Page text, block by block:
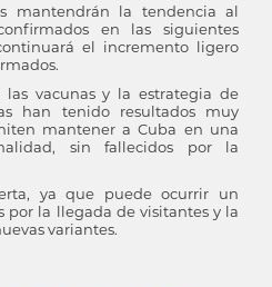
mantendrán la tendencia al
en las siguientes
el incremento ligero
las vacunas y la estrategia de
han tenido resultados muy
mantener a Cuba en una
sin fallecidos por la
ya que puede ocurrir un
por la llegada de visitantes y la
variantes.